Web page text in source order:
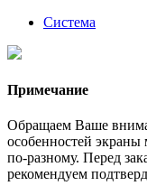
Система
Примечание
Обращаем Ваше
особенностей экраны
по-разному. Перед
рекомендуем